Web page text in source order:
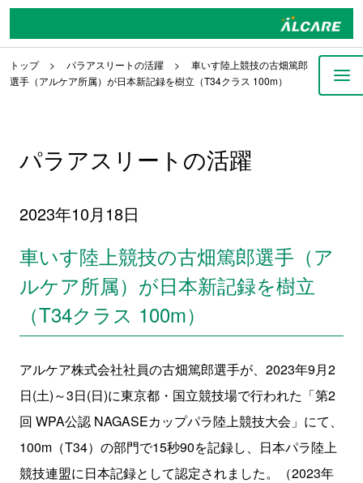
トップ パラアスリートの活躍
車いす陸上競技の古畑篤郎
選手（アルケア所属）が日本新記録を樹立（T34クラス 100m）
パラアスリートの活躍
2023年10月18日
車いす陸上競技の古畑篤郎選手（ア
ルケア所属）が日本新記録を樹立
（T34クラス 100m）
アルケア株式会社社員の古畑篤郎選手が、2023年9月2
日(土)～3日(日)に東京都・国立競技場で行われた「第2
回 WPA公認 NAGASEカップパラ陸上競技大会」にて、
100m（T34）の部門で15秒90を記録し、日本パラ陸上
競技連盟に日本記録として認定されました。（2023年